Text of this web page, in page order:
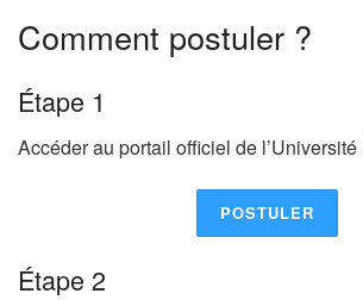
Comment postuler ?
Étape 1
Accéder au portail officiel de l’Université
POSTULER
Étape 2